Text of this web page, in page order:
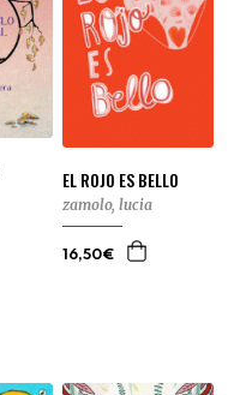
EL ROJO ES BELLO
zamolo, lucia
16,50€